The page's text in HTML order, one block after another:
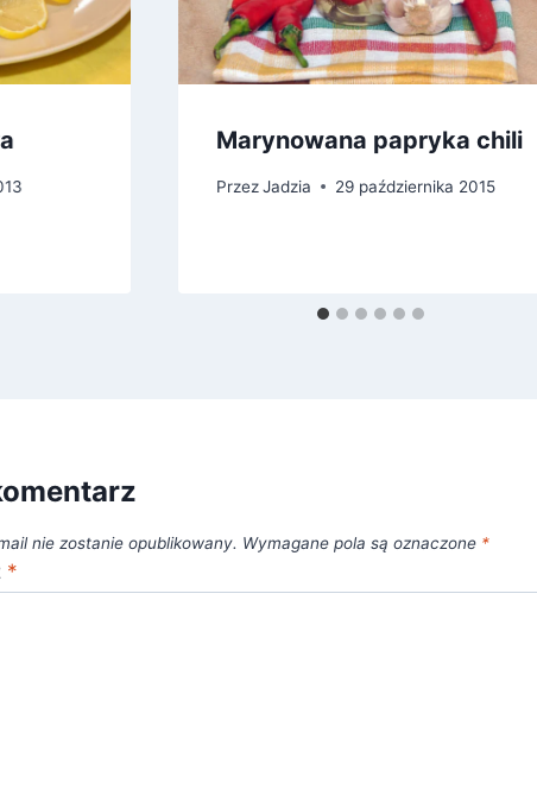
Marynowana papryka chili
Przez Jadzia 29 października 2015
nie zostanie opublikowany. Wymagane pola są oznaczone *
*